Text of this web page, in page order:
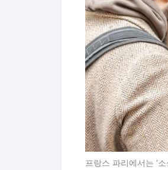
프랑스 파리에서는 ‘